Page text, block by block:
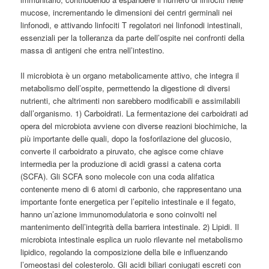
mucose, incrementando le dimensioni dei centri germinali nei
linfonodi, e attivando linfociti T regolatori nei linfonodi intestinali,
essenziali per la tolleranza da parte dell’ospite nei confronti della
massa di antigeni che entra nell’intestino.
Il microbiota è un organo metabolicamente attivo, che integra il
metabolismo dell’ospite, permettendo la digestione di diversi
nutrienti, che altrimenti non sarebbero modificabili e assimilabili
dall’organismo. 1) Carboidrati. La fermentazione dei carboidrati ad
opera del microbiota avviene con diverse reazioni biochimiche, la
più importante delle quali, dopo la fosforilazione del glucosio,
converte il carboidrato a piruvato, che agisce come chiave
intermedia per la produzione di acidi grassi a catena corta
(SCFA). Gli SCFA sono molecole con una coda alifatica
contenente meno di 6 atomi di carbonio, che rappresentano una
importante fonte energetica per l’epitelio intestinale e il fegato,
hanno un’azione immunomodulatoria e sono coinvolti nel
mantenimento dell’integrità della barriera intestinale. 2) Lipidi. Il
microbiota intestinale esplica un ruolo rilevante nel metabolismo
lipidico, regolando la composizione della bile e influenzando
l’omeostasi del colesterolo. Gli acidi biliari coniugati escreti con